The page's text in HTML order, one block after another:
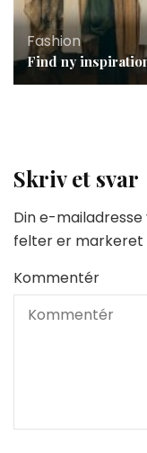
Fashion
Find ny
Skriv et svar
Din e-
felter er markeret
Kommentér